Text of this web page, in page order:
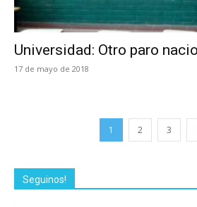
Universidad: Otro paro
17 de mayo de 2018
1 2 3
Seguinos!